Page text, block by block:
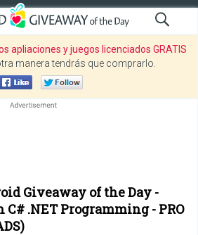
apliaciones y juegos licenciados GRATIS
manera tendrás que comprarlo.
Giveaway of the Day -
C# .NET Programming - PRO